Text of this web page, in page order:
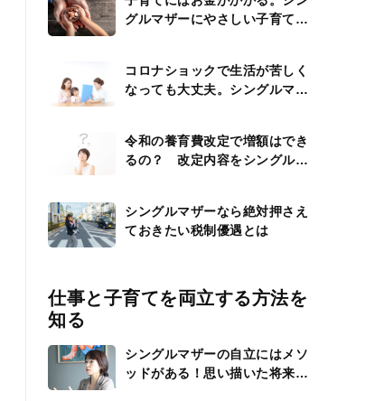
グルマザーにやさしい子育て支
コロナショックで生活が苦しく
なっても大丈夫。シングルマザ
令和の養育費改定で増額はでき
るの？ 改定内容をシングルマ
シングルマザーなら絶対押さえ
ておきたい税制優遇とは
仕事と子育てを両立する方法を
知る
シングルマザーの自立にはメソ
ッドがある！思い描いた将来を